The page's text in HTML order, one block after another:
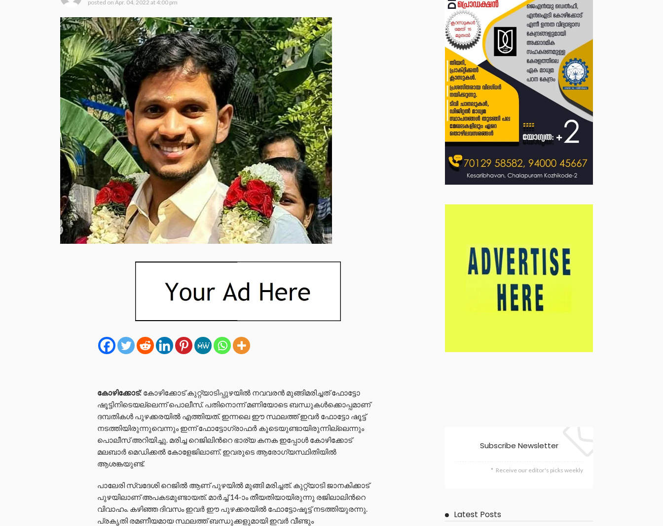
posted on Apr. 04, 2022 at 4:00 pm
കോഴിക്കോട്: കോഴിക്കോട് കുറ്റ്യാടിപ്പുഴയിൽ നവവരൻ മുങ്ങിമരിച്ചത് ഫോട്ടോ
ഷൂട്ടിനിടെയല്ലെന്ന് പൊലീസ്. പതിനൊന്ന് മണിയോടെ ബന്ധുകൾക്കൊപ്പമാണ്
ദമ്പതികൾ പുഴക്കരയിൽ എത്തിയത്. ഇന്നലെ ഈ സ്ഥലത്ത് ഇവർ ഫോട്ടോ ഷൂട്ട്
നടത്തിയിരുന്നുവെന്നും ഇന്ന് ഫോട്ടോഗ്രാഫർ കൂടെയുണ്ടായിരുന്നില്ലെന്നും
പൊലീസ് അറിയിച്ചു. മരിച്ച റെജിലിന്‍റെ ഭാര്യ കനക ഇപ്പോൾ കോഴിക്കോട്
മലബാ‌‌ർ മെഡിക്കൽ കോളേജിലാണ്. ഇവരുടെ ആരോഗ്യസ്ഥിതിയിൽ
ആശങ്കയുണ്ട്.
പാലേരി സ്വദേശി റെജിൽ ആണ് പുഴയിൽ മുങ്ങി മരിച്ചത്. കുറ്റ്യാടി ജാനകിക്കാട്
പുഴയിലാണ് അപകടമുണ്ടായത്. മാർച്ച് 14-ാം തീയതിയായിരുന്നു രജിലാലിന്‍റെ
വിവാഹം. കഴിഞ്ഞ ദിവസം ഇവർ ഈ പുഴക്കരയിൽ ഫോട്ടോഷൂട്ട് നടത്തിയുരന്നു.
പ്രകൃതി രമണീയമായ സ്ഥലത്ത് ബന്ധുക്കളുമായി ഇവർ വീണ്ടും
Subscribe Newsletter
Receive our editor's picks weekly
Latest Posts